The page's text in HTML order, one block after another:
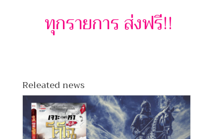
ทุกรายการ ส่งฟรี!!
Releated news